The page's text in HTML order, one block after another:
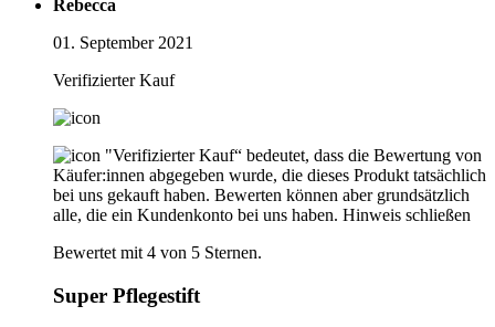
Rebecca
01. September 2021
Verifizierter Kauf
"Verifizierter Kauf“ bedeutet, dass die Bewertung von
Käufer:innen abgegeben wurde, die dieses Produkt tatsächlich
bei uns gekauft haben. Bewerten können aber grundsätzlich
alle, die ein Kundenkonto bei uns haben. Hinweis schließen
Bewertet mit 4 von 5 Sternen.
Super Pflegestift